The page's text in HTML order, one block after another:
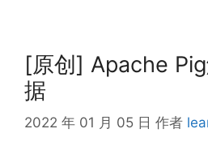
[原创] Apache
据
2022 年 01 月 05 日 作者